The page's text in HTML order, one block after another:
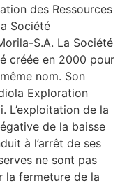
des Ressources
Société
S.A. La Société
créée en 2000 pour
nom. Son
Exploration
L’exploitation de la
de la baisse
à l’arrêt de ses
ne sont pas
la fermeture de la